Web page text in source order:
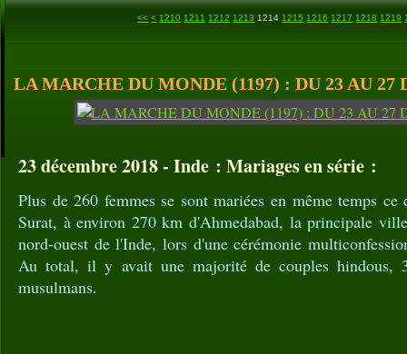
<< < 1200
1210 1211 1212 1213 1214 1215 1216 1217 1218 1219
LA MARCHE DU MONDE (1197) : DU 23 AU 27
23 décembre 2018 - Inde : Mariages en série :
Plus de 260 femmes se sont mariées en même temps ce
Surat, à environ 270 km d'Ahmedabad, la principale
nord-ouest de l'Inde, lors d'une cérémonie
Au total, il y avait une majorité de couples hindous,
musulmans.